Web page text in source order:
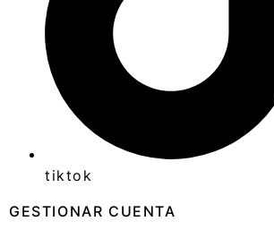
tiktok
GESTIONAR CUENTA